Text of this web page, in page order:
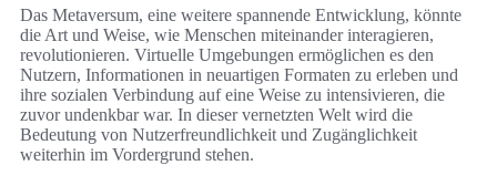
Das Metaversum, eine weitere spannende Entwicklung, könnte
die Art und Weise, wie Menschen miteinander interagieren,
revolutionieren. Virtuelle Umgebungen ermöglichen es den
Nutzern, Informationen in neuartigen Formaten zu erleben und
ihre sozialen Verbindung auf eine Weise zu intensivieren, die
zuvor undenkbar war. In dieser vernetzten Welt wird die
Bedeutung von Nutzerfreundlichkeit und Zugänglichkeit
weiterhin im Vordergrund stehen.